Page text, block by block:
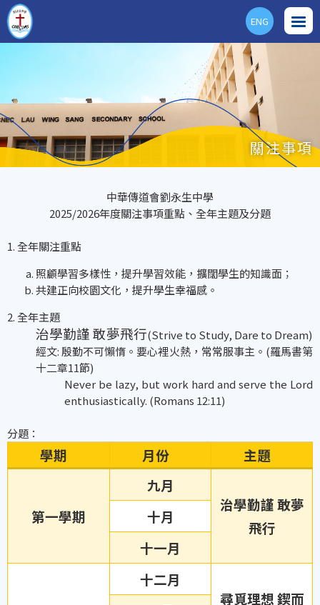
ENG
關注事項
中華傳道會劉永生中學
2025/2026年度關注事項重點、全年主題及分題
1. 全年關注重點
照顧學習多樣性，提升學習效能，擴闊學生的知識面；
共建正向校園文化，提升學生幸福感。
2. 全年主題
治學勤謹 敢夢飛行(Strive to Study, Dare to Dream)
經文: 殷勤不可懶惰。要心裡火熱，常常服事主。(羅馬書第
十二章11節)
Never be lazy, but work hard and serve the Lord
enthusiastically. (Romans 12:11)
分題：
學期 月份 主題
第一學期
九月
治學勤謹 敢夢
飛行
十月
十一月
十二月
尋覓理想 鍥而